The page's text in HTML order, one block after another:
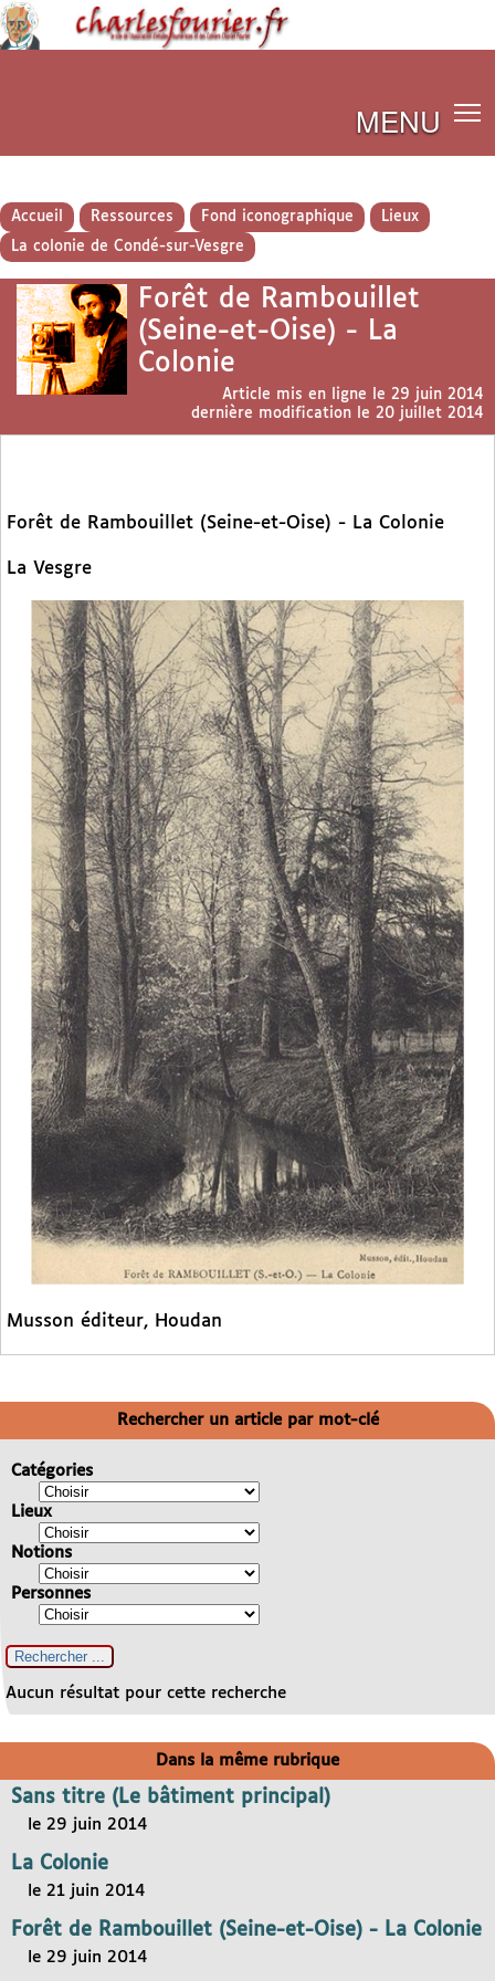
MENU
Accueil Ressources Fond iconographique
Lieux
La colonie de Condé-sur-Vesgre
Forêt de Rambouillet
(Seine-et-Oise) - La
Colonie
Article mis en ligne le 29 juin 2014
dernière modification le 20 juillet 2014
Forêt de Rambouillet (Seine-et-Oise) - La Colonie
La Vesgre
Musson éditeur, Houdan
Rechercher un article par mot-clé
Catégories
Lieux
Notions
Personnes
Aucun résultat pour cette recherche
Dans la même rubrique
Sans titre (Le bâtiment principal)
le 29 juin 2014
La Colonie
le 21 juin 2014
Forêt de Rambouillet (Seine-et-Oise) - La Colonie
le 29 juin 2014